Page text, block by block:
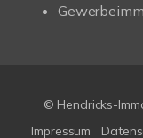
© Hendricks-
Impressum